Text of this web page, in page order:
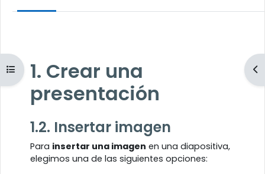
Abrir índice del curso
1. Crear una
presentación
1.2. Insertar imagen
Para insertar una imagen en una diapositiva,
elegimos una de las siguientes opciones: